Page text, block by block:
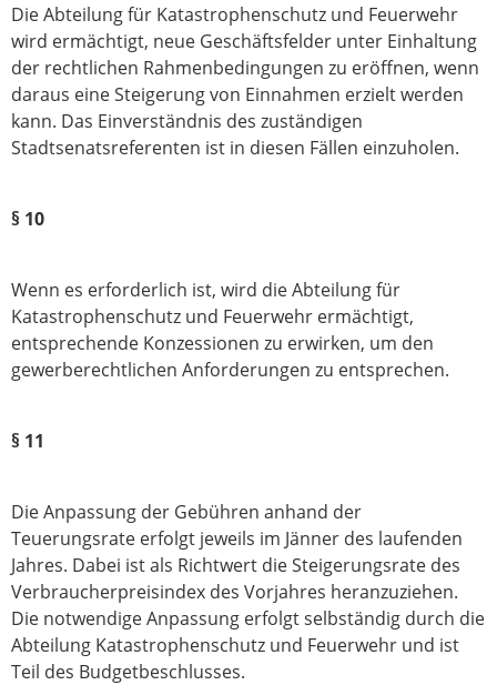
Die Abteilung für Katastrophenschutz und Feuerwehr
wird ermächtigt, neue Geschäfts­felder unter Einhaltung
der rechtlichen Rahmenbedingungen zu eröffnen, wenn
daraus eine Steigerung von Einnahmen erzielt werden
kann. Das Einver­ständnis des zuständigen
Stadtsenatsreferenten ist in diesen Fällen einzuholen.
§ 10
Wenn es erforderlich ist, wird die Abteilung für
Katastrophenschutz und Feuerwehr ermächtigt,
entsprechende Konzessionen zu erwirken, um den
gewerberechtlichen Anforderungen zu entsprechen.
§ 11
Die Anpassung der Gebühren anhand der
Teuerungsrate erfolgt jeweils im Jänner des laufenden
Jahres. Dabei ist als Richtwert die Steigerungsrate des
Verbraucher­preis­index des Vorjahres heranzuziehen.
Die notwendige Anpassung erfolgt selbständig durch die
Abteilung Katastrophenschutz und Feuerwehr und ist
Teil des Budget­beschlusses.